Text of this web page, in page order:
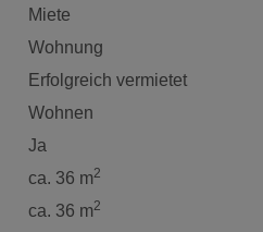
Miete
Wohnung
Erfolgreich vermietet
Wohnen
Ja
ca. 36 m2
ca. 36 m2